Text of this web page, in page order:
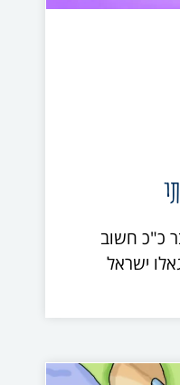
כ"כ חשוב
ישראל